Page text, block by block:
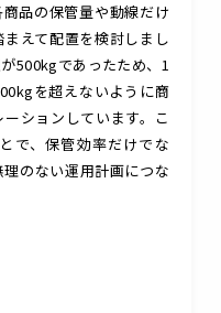
品の保管量や動線だけ
えて配置を検討しまし
500kgであったため、1
を超えないように商
ションしています。こ
で、保管効率だけでな
のない運用計画につな